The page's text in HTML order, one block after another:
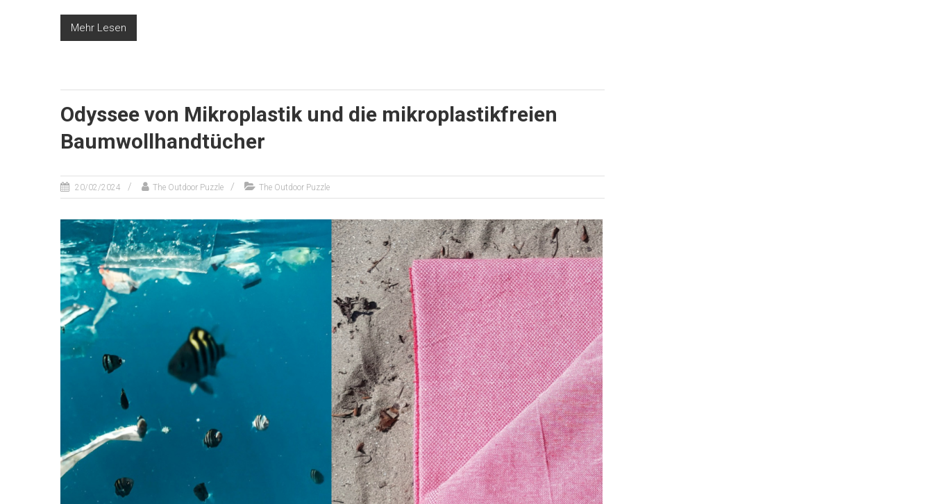
Mehr Lesen
Odyssee von Mikroplastik und die mikroplastikfreien
Baumwollhandtücher
20/02/2024 The Outdoor Puzzle The Outdoor Puzzle